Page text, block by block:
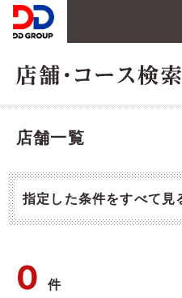
店舗一覧
指定した条件をすべて見
0件